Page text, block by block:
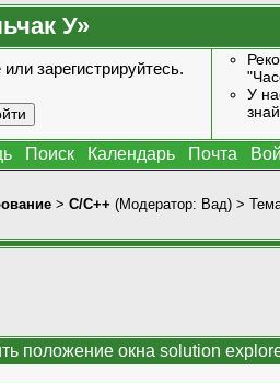
У»
или зарегистрируйтесь.
У
Поиск Календарь Почта
> C/C++ (Модератор: Вад) >
положение окна solution